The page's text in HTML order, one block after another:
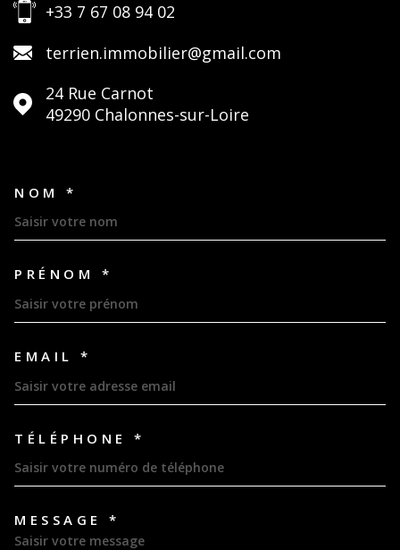
+33 7 67 08 94 02
terrien.immobilier@gmail.com
24 Rue Carnot
49290
Chalonnes-sur-Loire
NOM *
PRÉNOM *
EMAIL *
TÉLÉPHONE *
MESSAGE *